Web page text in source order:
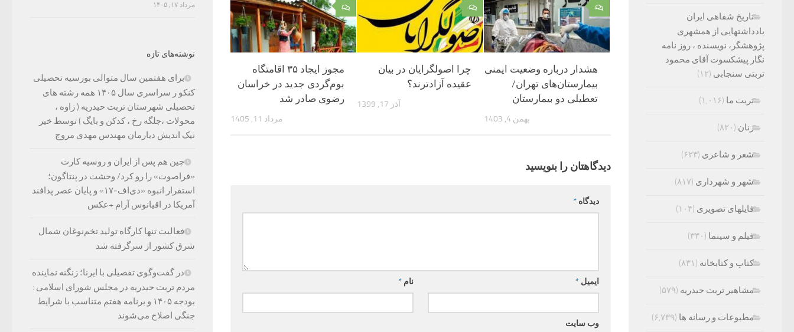
۰
مجوز ایجاد ۳۵ اقامتگاه‌
بوم‌گردی جدید در خراسان
رضوی صادر شد
مرداد 11, 1405
۰
چرا اصولگرایان در بیان
عقیده آزادترند؟
آذر 17, 1399
۰
هشدار درباره وضعیت ایمنی
بیمارستان‌های تهران/
تعطیلی دو بیمارستان
بهمن 4, 1403
دیدگاهتان را بنویسید
دیدگاه *
نام* ایمیل *
وب‌ سایت
مرداد ۱۷, ۱۴۰۵
نوشته‌های تازه
برای هفتمین سال متوالی بورسیه تحصیلی
کنکو ر سراسری سال ۱۴۰۵ همه رشته های
تحصیلی شهرستان تربت حیدریه ( زاوه ،
محولات ،جلگه رخ ، کدکن و بایگ ) توسط خیر
نیک اندیش دیارمان مهندس مهدی مروج
چین هم پس از ایران و روسیه کارت
«فراصوت» را رو کرد/ وحشت در پنتاگون؛
استقرار انبوه «دی‌اف‑۱۷» و پایان عصر پدافند
آمریکا در اقیانوس آرام +عکس
فعالیت تنها کارگاه تولید تخم‌نوغان شمال
شرق کشور از سرگرفته شد
در گفت‌وگوی تفصیلی با ایرنا؛ زنگنه نماینده
مردم تربت حیدریه در مجلس شورای اسلامی :
بودجه ۱۴۰۵ و برنامه هفتم متناسب با شرایط
جنگی اصلاح می‌شوند
تاریخ شفاهی ایران
یادداشتهایی از همشهری
پژوهشگر، نویسنده ، روز نامه
نگار پیشکسوت آقای محمود
تربتی سنجابی (۱۲)
تربت ما (۱,۰۱۶)
زنان (۸۲۰)
شعر و شاعری (۶۲۳)
شهر و شهرداری (۸۱۷)
فایلهای تصویری (۱۰۴)
فیلم و سینما (۳۳۰)
کتاب و کتابخانه (۸۳۱)
مشاهیر تربت حیدریه (۵۷۹)
مطبوعات و رسانه ها (۶,۷۳۹)